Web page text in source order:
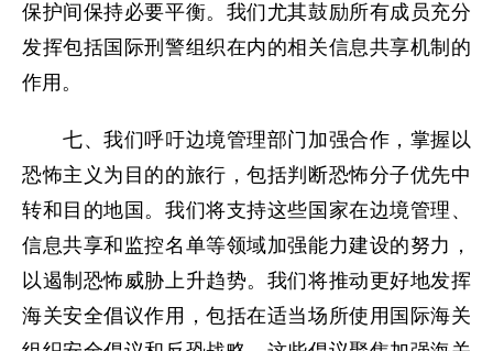
保护间保持必要平衡。我们尤其鼓励所有成员充分
发挥包括国际刑警组织在内的相关信息共享机制的
作用。
七、我们呼吁边境管理部门加强合作，掌握以
恐怖主义为目的的旅行，包括判断恐怖分子优先中
转和目的地国。我们将支持这些国家在边境管理、
信息共享和监控名单等领域加强能力建设的努力，
以遏制恐怖威胁上升趋势。我们将推动更好地发挥
海关安全倡议作用，包括在适当场所使用国际海关